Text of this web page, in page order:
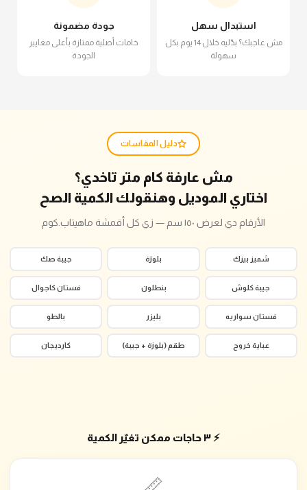
استبدال سهل
مش عاجبك؟ بدّليه خلال 14 يوم بكل
سهولة
جودة مضمونة
خامات أصلية ممتازة بأعلى معايير
الجودة
دليل المقاسات
مش عارفة كام متر تاخدي؟
اختاري الموديل وهنقولك الكمية الصح
الأرقام دي لعرض ١٥٠ سم — زي كل أقمشة ماهيتاب.كوم
شميز بيزك بلوزة جيبة صك
جيبة كلوش بنطلون فستان كاجوال
فستان سواريه بليزر بالطو
عباية خروج طقم (بلوزة + جيبة) كارديجان
⚡ ٣ حاجات ممكن تغيّر الكمية